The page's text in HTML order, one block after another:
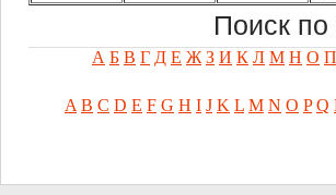
Поиск
А Б В Г Д Е Ж З И К Л М Н О П
A B C D E F G H I J K L M N O P Q